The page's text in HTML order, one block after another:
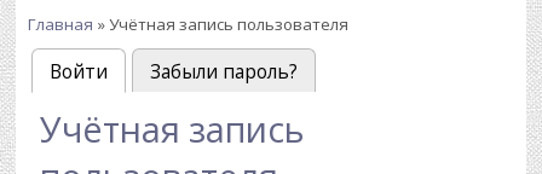
Вы здесь
Главная » Учётная запись пользователя
Главные вкладки
Войти (активная вкладка)
Забыли пароль?
Учётная запись